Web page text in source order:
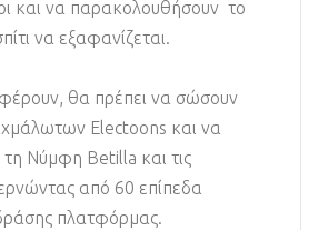
και να παρακολουθήσουν το
να εξαφανίζεται.
θα πρέπει να σώσουν
Electoons και να
Νύμφη Betilla και τις
από 60 επίπεδα
δράσης πλατφόρμας.